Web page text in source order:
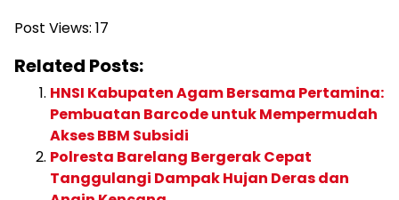
Post Views: 17
Related Posts:
HNSI Kabupaten Agam Bersama Pertamina:
Pembuatan Barcode untuk Mempermudah
Akses BBM Subsidi
Polresta Barelang Bergerak Cepat
Tanggulangi Dampak Hujan Deras dan